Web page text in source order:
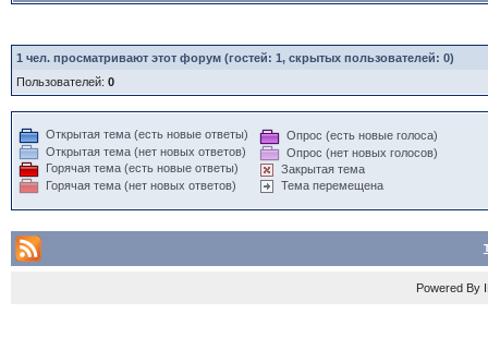
1 чел. просматривают этот форум (гостей: 1, скрытых пользователей: 0)
Пользователей: 0
Открытая тема (есть новые ответы)
Открытая тема (нет новых ответов)
Горячая тема (есть новые ответы)
Горячая тема (нет новых ответов)
Опрос (есть новые голоса)
Опрос (нет новых голосов)
Закрытая тема
Тема перемещена
Powered By